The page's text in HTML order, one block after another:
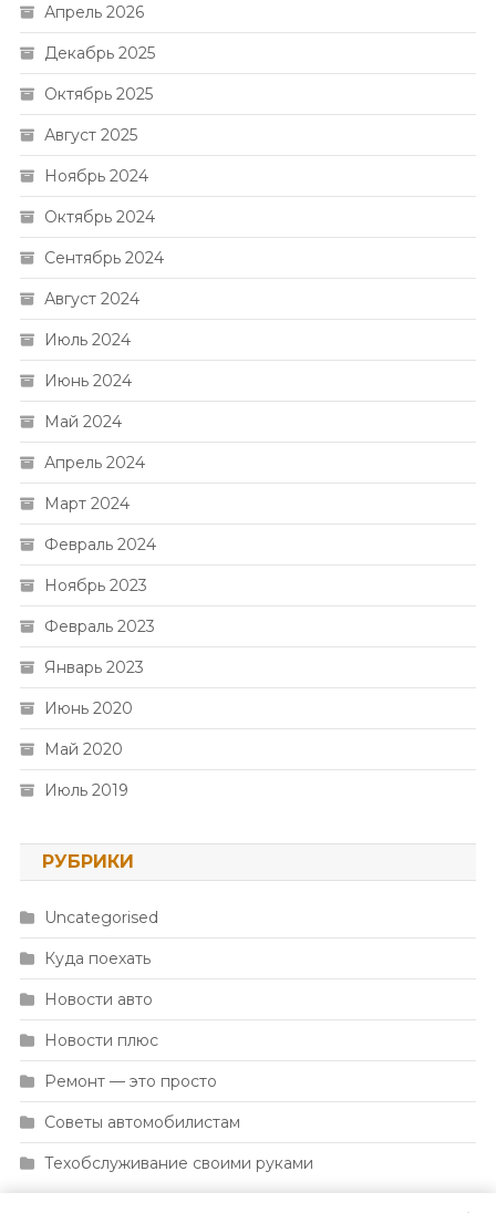
Апрель 2026
Декабрь 2025
Октябрь 2025
Август 2025
Ноябрь 2024
Октябрь 2024
Сентябрь 2024
Август 2024
Июль 2024
Июнь 2024
Май 2024
Апрель 2024
Март 2024
Февраль 2024
Ноябрь 2023
Февраль 2023
Январь 2023
Июнь 2020
Май 2020
Июль 2019
РУБРИКИ
Uncategorised
Куда поехать
Новости авто
Новости плюс
Ремонт — это просто
Советы автомобилистам
Техобслуживание своими руками